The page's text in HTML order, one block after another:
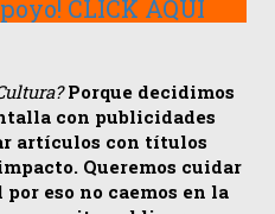
CLICK AQUÍ
Porque decidimos
con publicidades
artículos con títulos
Queremos cuidar
eso no caemos en la